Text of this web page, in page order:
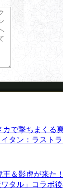
カで撃ちまくる
タン：ラスト
王＆影虎が来た
タル」コラボ後